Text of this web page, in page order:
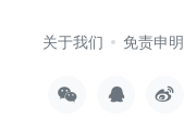
关于我们 免责申明